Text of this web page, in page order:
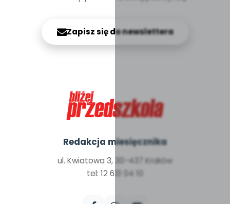
Zapisz się do newslettera
Redakcja miesięcznika
ul. Kwiatowa 3, 30-437 Kraków
tel: 12 631 04 10